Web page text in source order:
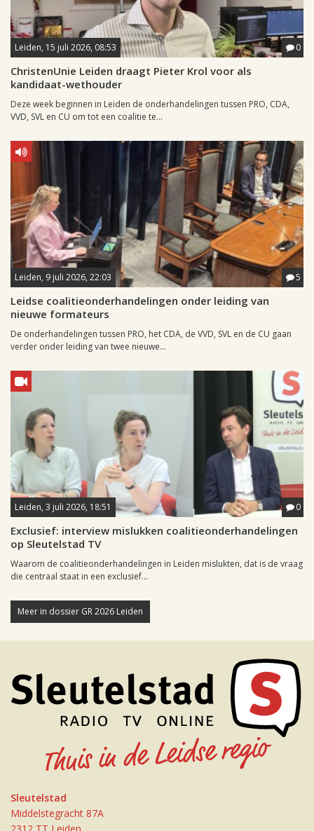
Leiden, 15 juli 2026, 08:53 0
ChristenUnie Leiden draagt Pieter Krol voor als
kandidaat-wethouder
Deze week beginnen in Leiden de onderhandelingen tussen PRO, CDA,
VVD, SVL en CU om tot een coalitie te...
Leiden, 9 juli 2026, 22:03 5
Leidse coalitieonderhandelingen onder leiding van
nieuwe formateurs
De onderhandelingen tussen PRO, het CDA, de VVD, SVL en de CU gaan
verder onder leiding van twee nieuwe...
Leiden, 3 juli 2026, 18:51 0
Exclusief: interview mislukken coalitieonderhandelingen
op Sleutelstad TV
Waarom de coalitieonderhandelingen in Leiden mislukten, dat is de vraag
die centraal staat in een exclusief...
Meer in dossier GR 2026 Leiden
Sleutelstad
Middelstegracht 87A